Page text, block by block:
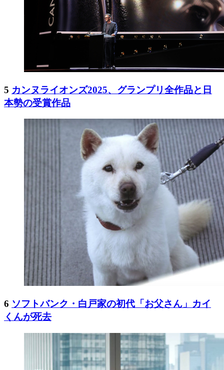
5 カンヌライオンズ2025、グランプリ全作品と日
本勢の受賞作品
6 ソフトバンク・白戸家の初代「お父さん」カイ
くんが死去